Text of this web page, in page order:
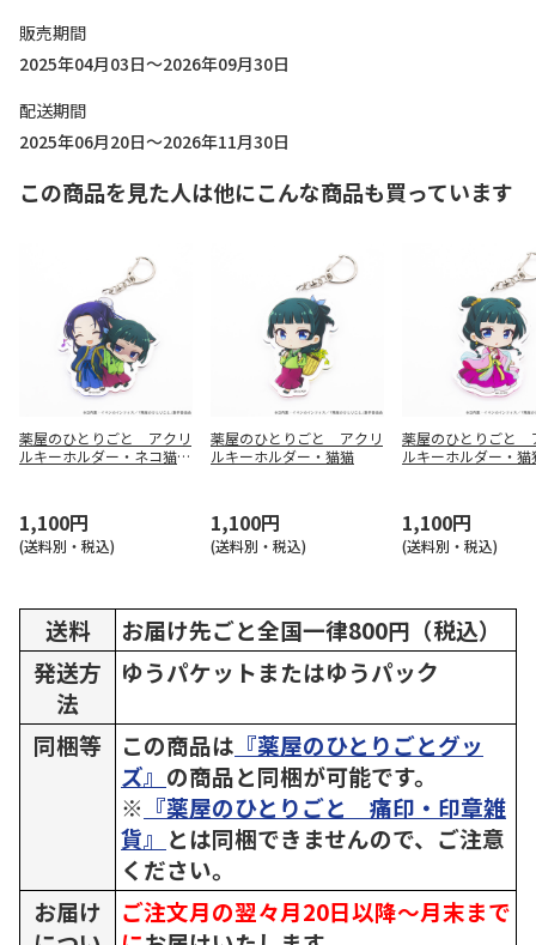
販売期間
2025年04月03日～2026年09月30日
配送期間
2025年06月20日～2026年11月30日
この商品を見た人は他にこんな商品も買っています
薬屋のひとりごと アクリ
ルキーホルダー・ネコ猫猫
1,100円
(送料別・税込)
薬屋のひとりごと アクリ
ルキーホルダー・猫猫
1,100円
(送料別・税込)
薬屋のひとりごと
ルキーホルダー・
1,100円
(送料別・税込)
送料
お届け先ごと全国一律800円（税込）
発送方
法
ゆうパケットまたはゆうパック
同梱等 この商品は 『薬屋のひとりごとグッ
ズ』 の商品と同梱が可能です。
※ 『薬屋のひとりごと 痛印・印章雑
貨』 とは同梱できませんので、ご注意
ください。
お届け
ご注文月の翌々月20日以降～月末まで